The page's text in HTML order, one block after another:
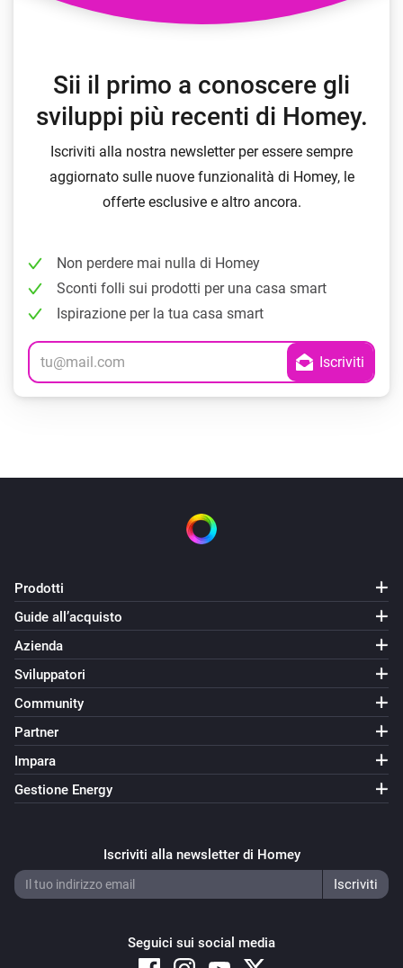
Sii il primo a conoscere gli
sviluppi più recenti di Homey.
Iscriviti alla nostra newsletter per essere sempre
aggiornato sulle nuove funzionalità di Homey, le
offerte esclusive e altro ancora.
Non perdere mai nulla di Homey
Sconti folli sui prodotti per una casa smart
Ispirazione per la tua casa smart
Prodotti
Guide all’acquisto
Azienda
Sviluppatori
Community
Partner
Impara
Gestione Energy
Iscriviti alla newsletter di Homey
Seguici sui social media